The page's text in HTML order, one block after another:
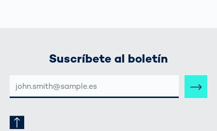
Suscríbete al boletín
CORREO